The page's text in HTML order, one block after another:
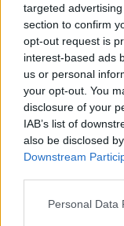
targeted
section to confirm
opt-out request is
interest-based ads
us or personal
your opt-out. You
disclosure of your
IAB’s list of
also be disclosed
Downstream
Please note that
Personal Data
prioridad desde
fundadores
fomente la
Segundo,
verse como un
protege tanto a
usuarios. Por
en tiempo real,